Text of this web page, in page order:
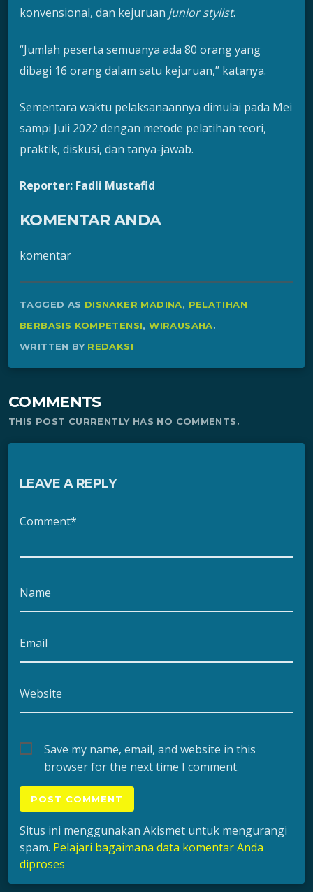
konvensional, dan kejuruan junior stylist.
“Jumlah peserta semuanya ada 80 orang yang
dibagi 16 orang dalam satu kejuruan,” katanya.
Sementara waktu pelaksanaannya dimulai pada Mei
sampi Juli 2022 dengan metode pelatihan teori,
praktik, diskusi, dan tanya-jawab.
Reporter: Fadli Mustafid
KOMENTAR ANDA
komentar
TAGGED AS DISNAKER MADINA, PELATIHAN
BERBASIS KOMPETENSI,WIRAUSAHA.
WRITTEN BY REDAKSI
COMMENTS
THIS POST CURRENTLY HAS NO COMMENTS.
LEAVE A REPLY
Comment*
Name
Email
Website
Save my name, email, and website in this
browser for the next time I comment.
Situs ini menggunakan Akismet untuk mengurangi
spam. Pelajari bagaimana data komentar Anda
diproses